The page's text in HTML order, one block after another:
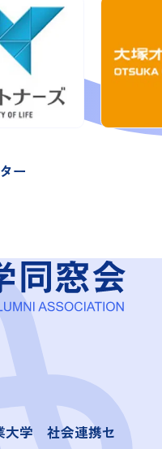
ー
大学 社会連携セ